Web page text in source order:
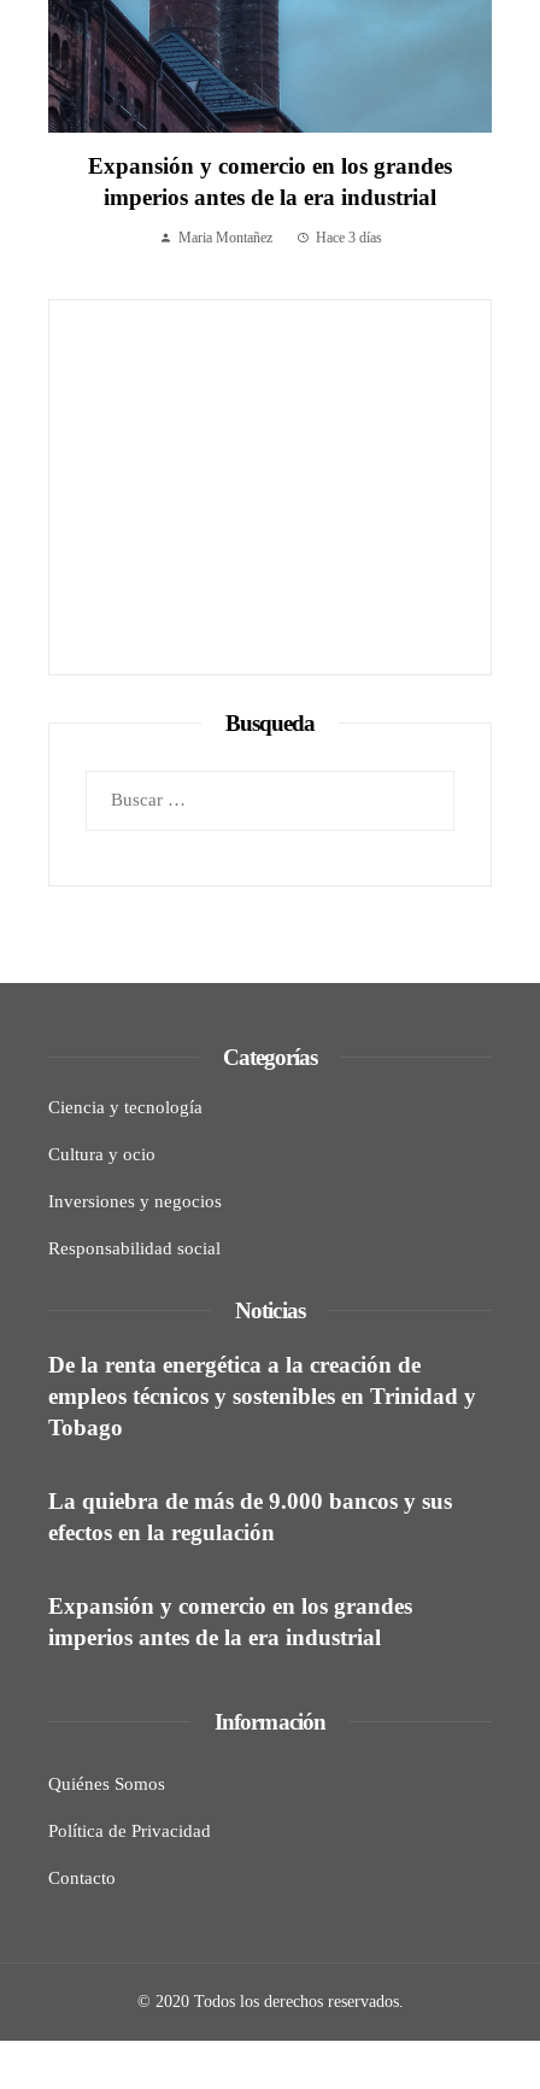
Expansión y comercio en los grandes
imperios antes de la era industrial
Maria Montañez Hace 3 días
Busqueda
Categorías
Ciencia y tecnología
Cultura y ocio
Inversiones y negocios
Responsabilidad social
Noticias
De la renta energética a la creación de
empleos técnicos y sostenibles en Trinidad y
Tobago
La quiebra de más de 9.000 bancos y sus
efectos en la regulación
Expansión y comercio en los grandes
imperios antes de la era industrial
Información
Quiénes Somos
Política de Privacidad
Contacto
© 2020 Todos los derechos reservados.